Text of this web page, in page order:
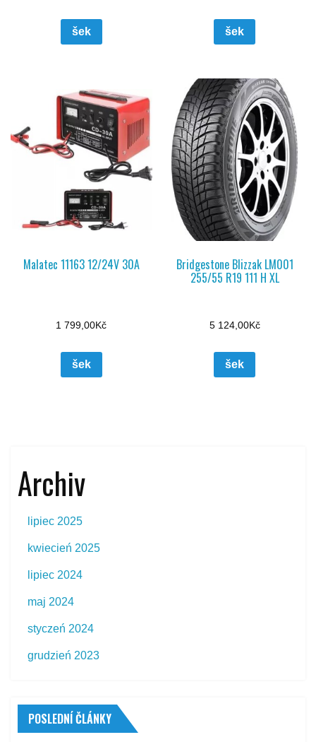
šek šek
Malatec 11163 12/24V 30A
1 799,00Kč
šek
Bridgestone Blizzak LM001
255/55 R19 111 H XL
5 124,00Kč
šek
Archiv
lipiec 2025
kwiecień 2025
lipiec 2024
maj 2024
styczeń 2024
grudzień 2023
POSLEDNÍ ČLÁNKY